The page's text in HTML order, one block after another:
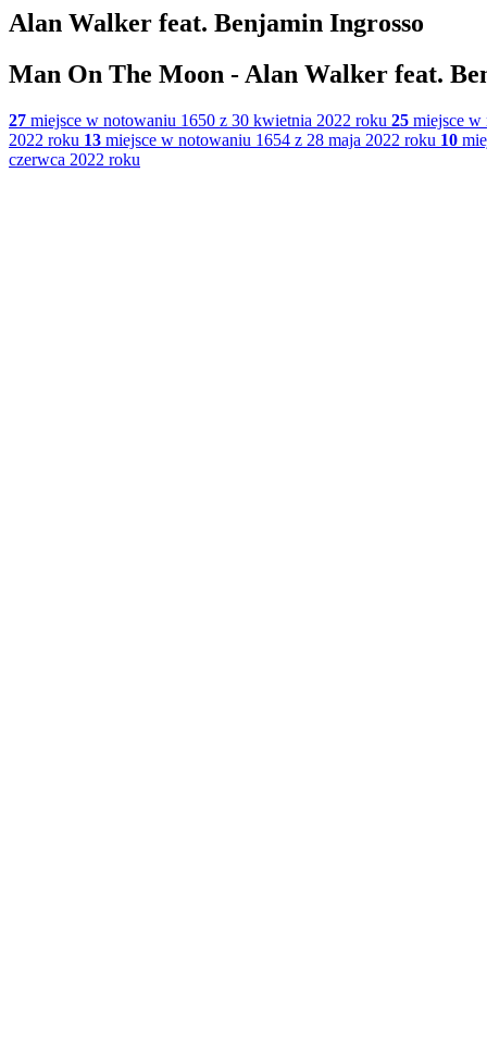
Alan Walker feat. Benjamin Ingrosso
Man On The Moon - Alan Walker feat.
27 miejsce w notowaniu 1650 z 30 kwietnia 2022 roku 25 miejsce w
2022 roku 13 miejsce w notowaniu 1654 z 28 maja 2022 roku 10
czerwca 2022 roku